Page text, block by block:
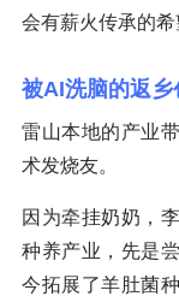
会有薪火传承的希
被AI洗脑的返乡
雷山本地的产业
术发烧友。
因为牵挂奶奶，
种养产业，先是
今拓展了羊肚菌